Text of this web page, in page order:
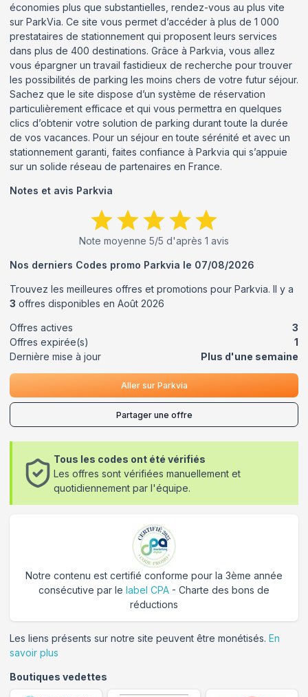
économies plus que substantielles, rendez-vous au plus vite
sur ParkVia. Ce site vous permet d’accéder à plus de 1 000
prestataires de stationnement qui proposent leurs services
dans plus de 400 destinations. Grâce à Parkvia, vous allez
vous épargner un travail fastidieux de recherche pour trouver
les possibilités de parking les moins chers de votre futur séjour.
Sachez que le site dispose d’un système de réservation
particulièrement efficace et qui vous permettra en quelques
clics d’obtenir votre solution de parking durant toute la durée
de vos vacances. Pour un séjour en toute sérénité et avec un
stationnement garanti, faites confiance à Parkvia qui s’appuie
sur un solide réseau de partenaires en France.
Notes et avis Parkvia
Note moyenne 5/5 d'après 1 avis
Nos derniers Codes promo Parkvia le 07/08/2026
Trouvez les meilleures offres et promotions pour Parkvia. Il y a
3 offres disponibles en Août 2026
Offres actives
3
Offres expirée(s)
1
Dernière mise à jour
Plus d'une semaine
Aller sur Parkvia
Partager une offre
Tous les codes ont été vérifiés
Les offres sont vérifiées manuellement et
quotidiennement par l'équipe.
Notre contenu est certifié conforme pour la 3ème année
consécutive par le label CPA - Charte des bons de
réductions
Les liens présents sur notre site peuvent être monétisés. En
savoir plus
Boutiques vedettes